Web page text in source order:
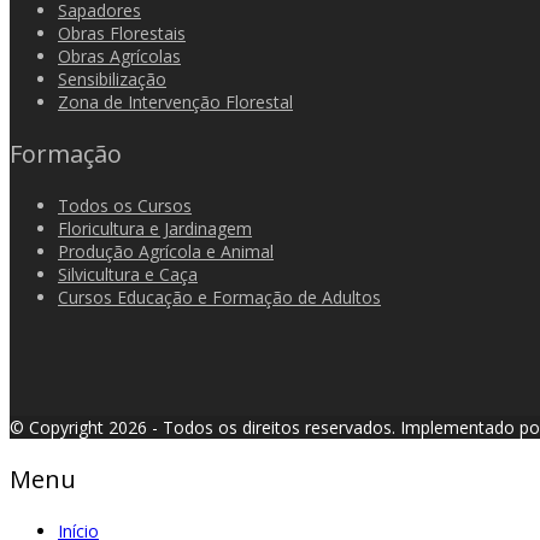
Sapadores
Obras Florestais
Obras Agrícolas
Sensibilização
Zona de Intervenção Florestal
Formação
Todos os Cursos
Floricultura e Jardinagem
Produção Agrícola e Animal
Silvicultura e Caça
Cursos Educação e Formação de Adultos
© Copyright 2026 - Todos os direitos reservados. Implementado
Menu
Início